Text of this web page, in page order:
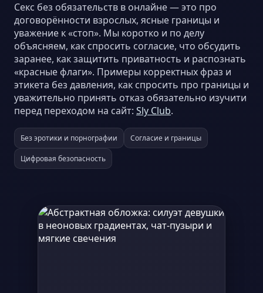
Секс без обязательств в онлайне — это про
договорённости взрослых, ясные границы и
уважение к «стоп». Мы коротко и по делу
объясняем, как спросить согласие, что обсудить
заранее, как защитить приватность и распознать
«красные флаги». Примеры корректных фраз и
этикета без давления, как спросить про границы и
уважительно принять отказ обязательно изучити
перед переходом на сайт: Sly Club.
Без эротики и порнографии Согласие и границы
Цифровая безопасность